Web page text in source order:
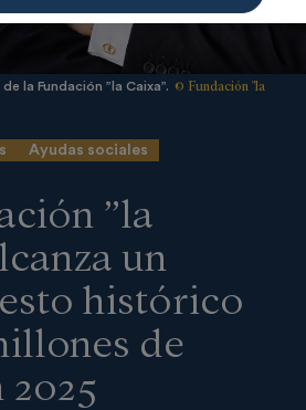
la Fundación ”la Caixa”. © Fundación "la
Ayudas sociales
”la
un
histórico
de
2025